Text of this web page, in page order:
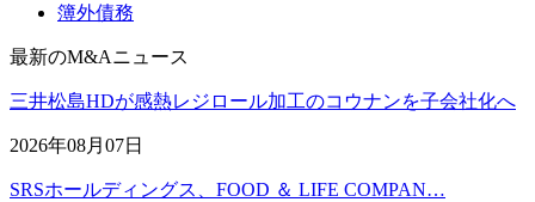
簿外債務
最新のM&Aニュース
三井松島HDが感熱レジロール加工のコウナンを子会社化へ
2026年08月07日
SRSホールディングス、FOOD ＆ LIFE COMPAN…